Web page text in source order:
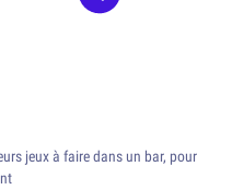
jeux à faire dans un bar, pour